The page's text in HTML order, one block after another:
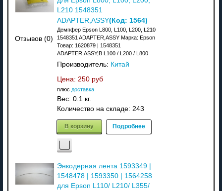
Отзывов (0)
L210 1548351
ADAPTER,ASSY(Код: 1564)
Демпфер Epson L800, L100, L200, L210
1548351 ADAPTER,ASSY Марка: Epson
Товар: 1620879 | 1548351
ADAPTER,ASSY;B L100 / L200 / L800
Производитель: Китай
Цена: 250 руб
плюс доставка
Вес: 0.1 кг.
Количество на складе: 243
В корзину Подробнее
Энкодерная лента 1593349 |
1548478 | 1593350 | 1564258
для Epson L110/ L210/ L355/